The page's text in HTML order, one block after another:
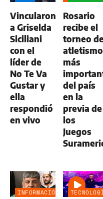
Vincularon
a Griselda
Siciliani
con el
líder de
No Te Va
Gustar y
ella
respondió
en vivo
Rosario
recibe el
torneo
atletismo
más
del país
en la
previa de
los
Juegos
INFORMACIÓN